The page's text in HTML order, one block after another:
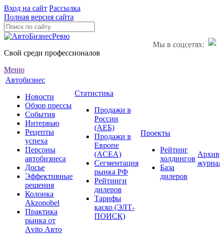
Вход на сайт Рассылка
Полная версия сайта
Мы в соцсетях:
Свой среди профессионалов
Меню
Автобизнес
Новости
Обзор прессы
События
Интервью
Рецепты
успеха
Персоны
автобизнеса
Досье
Эффективные
решения
Колонка
Akzonobel
Практика
рынка от
Аvito Авто
Статистика
Продажи в
России
(АЕБ)
Продажи в
Европе
(ACEA)
Сегментация
рынка РФ
Рейтинги
дилеров
Тарифы
каско (ЭЛТ-
ПОИСК)
Проекты
Рейтинг
холдингов
База
дилеров
Архив